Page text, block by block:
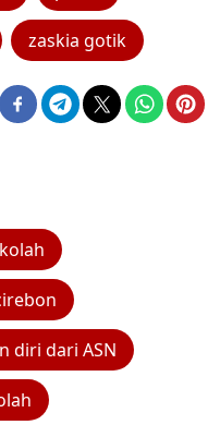
zaskia gotik
diri dari ASN